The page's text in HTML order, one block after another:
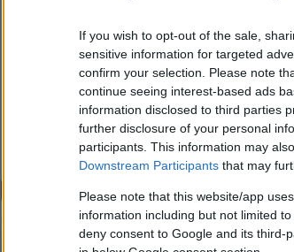
If you wish to opt-out of the sale,
sensitive information for targeted
confirm your selection. Please note
continue seeing interest-based ads
information disclosed to third parties
further disclosure of your personal
participants. This information may
Downstream Participants that may
Please note that this website/app
information including but not limited
deny consent to Google and its third-
Σχόλια